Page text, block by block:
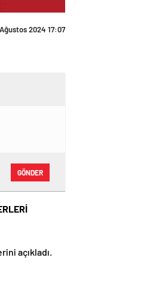
2024 17:07
GÖNDER
açıkladı.